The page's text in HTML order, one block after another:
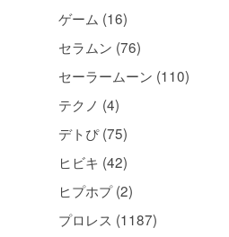
ゲーム (16)
セラムン (76)
セーラームーン (110)
テクノ (4)
デトぴ (75)
ヒビキ (42)
ヒプホプ (2)
プロレス (1187)